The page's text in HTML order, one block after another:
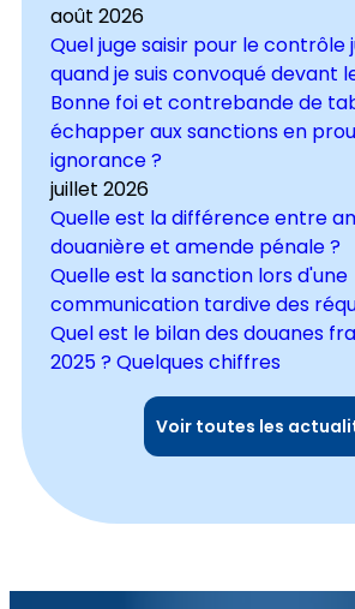
août 2026
Quel juge saisir pour le contrôle
quand je suis convoqué devant
Bonne foi et contrebande de
échapper aux sanctions en
ignorance ?
juillet 2026
Quelle est la différence entre
douanière et amende pénale ?
Quelle est la sanction lors d'une
communication tardive des
Quel est le bilan des douanes
2025 ? Quelques chiffres
Voir toutes les